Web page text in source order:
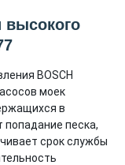
BOSCH
моек
в
песка,
срок службы